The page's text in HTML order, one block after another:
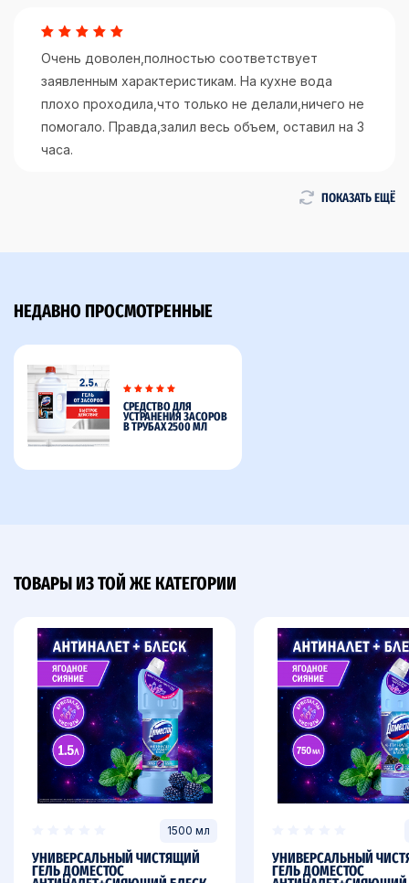
Очень доволен,полностью соответствует
заявленным характеристикам. На кухне вода
плохо проходила,что только не делали,ничего не
помогало. Правда,залил весь объем, оставил на 3
часа.
ПОКАЗАТЬ ЕЩЁ
НЕДАВНО ПРОСМОТРЕННЫЕ
СРЕДСТВО ДЛЯ
УСТРАНЕНИЯ ЗАСОРОВ
В ТРУБАХ 2500 МЛ
ТОВАРЫ ИЗ ТОЙ ЖЕ КАТЕГОРИИ
1500 мл
УНИВЕРСАЛЬНЫЙ ЧИСТЯЩИЙ
ГЕЛЬ ДОМЕСТОС
УНИВЕРСАЛЬНЫЙ
ГЕЛЬ ДОМЕСТОС